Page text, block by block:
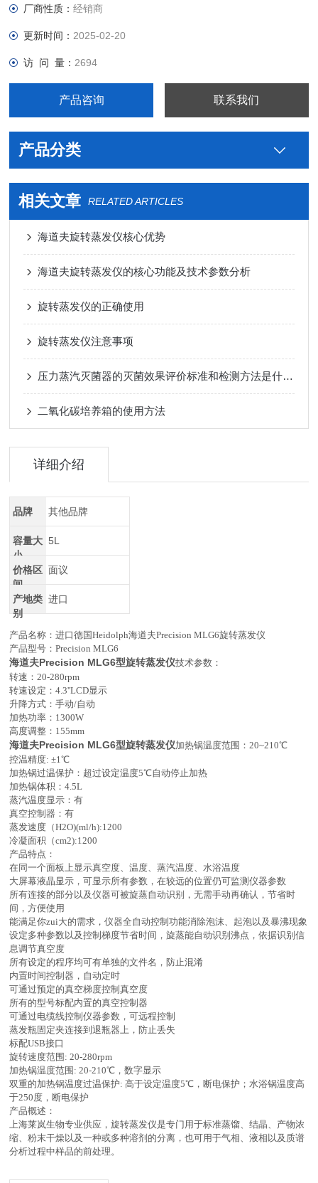
厂商性质：经销商
更新时间： 2025-02-20
访 问 量： 2694
产品咨询 联系我们
产品分类
相关文章 RELATED ARTICLES
海道夫旋转蒸发仪核心优势
海道夫旋转蒸发仪的核心功能及技术参数分析
旋转蒸发仪的正确使用
旋转蒸发仪注意事项
压力蒸汽灭菌器的灭菌效果评价标准和检测方法是什么？
二氧化碳培养箱的使用方法
详细介绍
品牌 其他品牌
容量大
小
5L
价格区
间
面议
产地类
别
进口
产品名称：进口德国Heidolph海道夫Precision MLG6旋转蒸发仪
产品型号：Precision MLG6
海道夫Precision MLG6型旋转蒸发仪技术参数：
转速：20-280rpm
转速设定：4.3''LCD显示
升降方式：手动/自动
加热功率：1300W
高度调整：155mm
海道夫Precision MLG6型旋转蒸发仪加热锅温度范围：20~210℃
控温精度: ±1℃
加热锅过温保护：超过设定温度5℃自动停止加热
加热锅体积：4.5L
蒸汽温度显示：有
真空控制器：有
蒸发速度（H2O)(ml/h):1200
冷凝面积（cm2):1200
产品特点：
在同一个面板上显示真空度、温度、蒸汽温度、水浴温度
大屏幕液晶显示，可显示所有参数，在较远的位置仍可监测仪器参数
所有连接的部分以及仪器可被旋蒸自动识别，无需手动再确认，节省时
间，方便使用
能满足你zui大的需求，仪器全自动控制功能消除泡沫、起泡以及暴沸现象
设定多种参数以及控制梯度节省时间，旋蒸能自动识别沸点，依据识别信
息调节真空度
所有设定的程序均可有单独的文件名，防止混淆
内置时间控制器，自动定时
可通过预定的真空梯度控制真空度
所有的型号标配内置的真空控制器
可通过电缆线控制仪器参数，可远程控制
蒸发瓶固定夹连接到退瓶器上，防止丢失
标配USB接口
旋转速度范围: 20-280rpm
加热锅温度范围: 20-210℃，数字显示
双重的加热锅温度过温保护: 高于设定温度5℃，断电保护；水浴锅温度高
于250度，断电保护
产品概述：
上海莱岚生物专业供应 ，旋转蒸发仪是专门用于标准蒸馏、结晶、产物浓
缩、粉末干燥以及一种或多种溶剂的分离，也可用于气相、液相以及质谱
分析过程中样品的前处理。